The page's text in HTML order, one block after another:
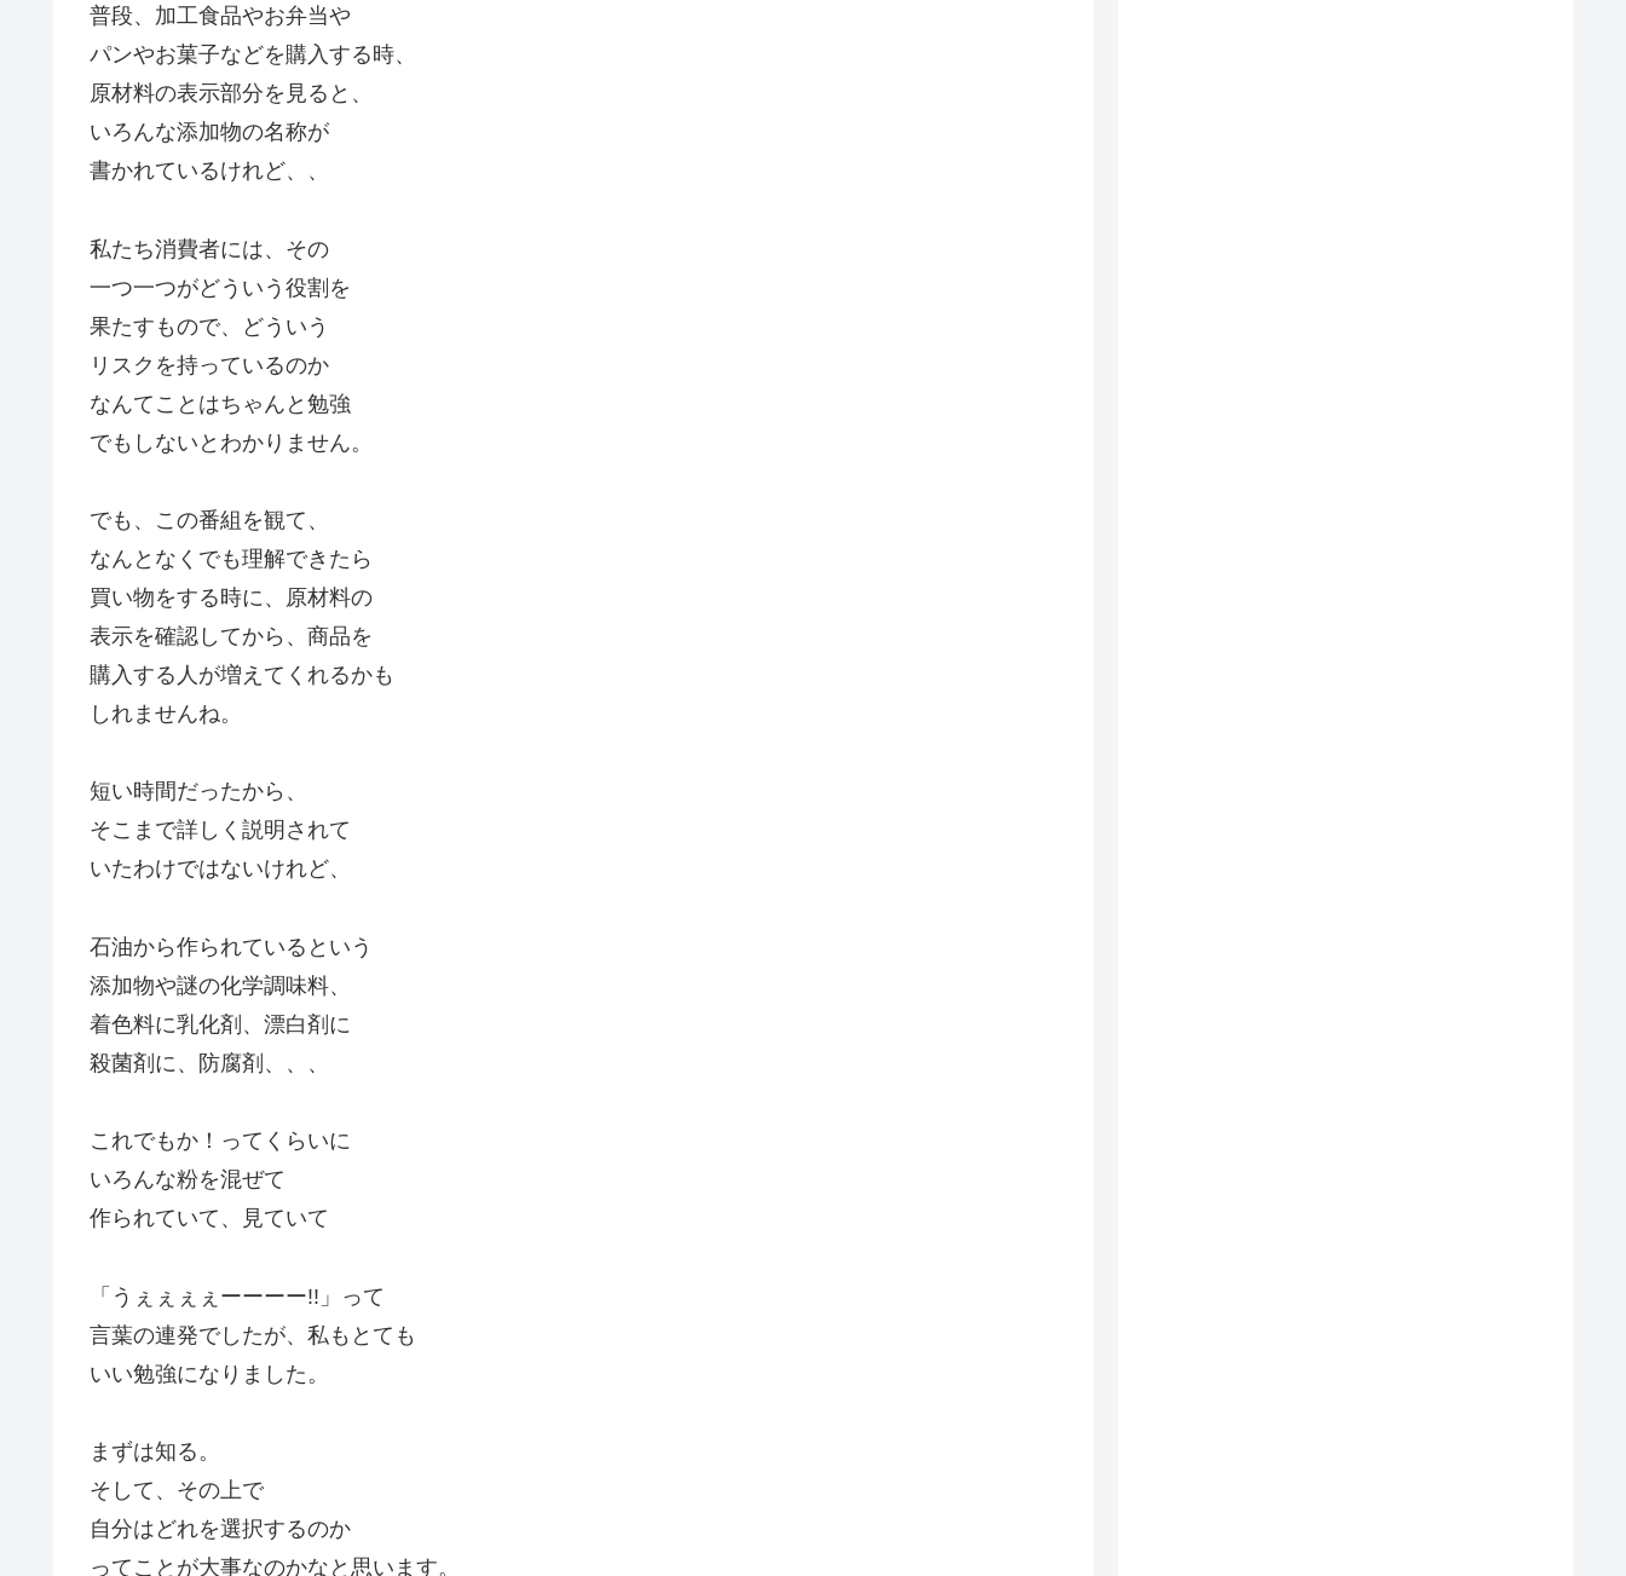
普段、加工食品やお弁当や
パンやお菓子などを購入する時、
原材料の表示部分を見ると、
いろんな添加物の名称が
書かれているけれど、、
私たち消費者には、その
一つ一つがどういう役割を
果たすもので、どういう
リスクを持っているのか
なんてことはちゃんと勉強
でもしないとわかりません。
でも、この番組を観て、
なんとなくでも理解できたら
買い物をする時に、原材料の
表示を確認してから、商品を
購入する人が増えてくれるかも
しれませんね。
短い時間だったから、
そこまで詳しく説明されて
いたわけではないけれど、
石油から作られているという
添加物や謎の化学調味料、
着色料に乳化剤、漂白剤に
殺菌剤に、防腐剤、、、
これでもか！ってくらいに
いろんな粉を混ぜて
作られていて、見ていて
「うぇぇぇぇーーーー!!」って
言葉の連発でしたが、私もとても
いい勉強になりました。
まずは知る。
そして、その上で
自分はどれを選択するのか
ってことが大事なのかなと思います。